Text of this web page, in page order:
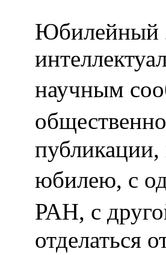
Юбилейный
научным
юбилею, с
РАН, с
отделаться